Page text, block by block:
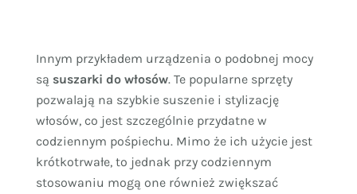
Innym przykładem urządzenia o podobnej mocy
są suszarki do włosów. Te popularne sprzęty
pozwalają na szybkie suszenie i stylizację
włosów, co jest szczególnie przydatne w
codziennym pośpiechu. Mimo że ich użycie jest
krótkotrwałe, to jednak przy codziennym
stosowaniu mogą one również zwiększać